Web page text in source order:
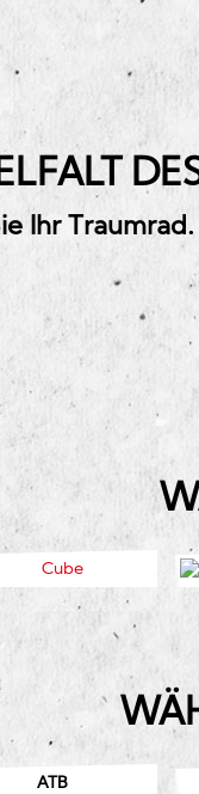
Ihr Traumrad.
ATB